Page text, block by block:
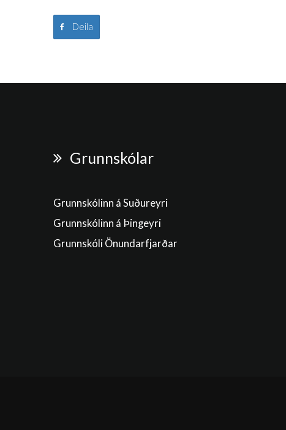
Deila
Grunnskólar
Grunnskólinn á Suðureyri
Grunnskólinn á Þingeyri
Grunnskóli Önundarfjarðar